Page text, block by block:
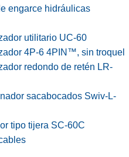
engarce hidráulicas
utilitario UC-60
4P-6 4PIN™, sin troquel
redondo de retén LR-
sacabocados Swiv-L-
tipo tijera SC-60C